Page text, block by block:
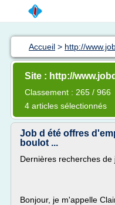
Accueil > http://
Site : http://
Classement : 265 / 966
4 articles sélectionnés
Job d été offres
boulot ...
Dernières recherches
Bonjour, je m'appelle